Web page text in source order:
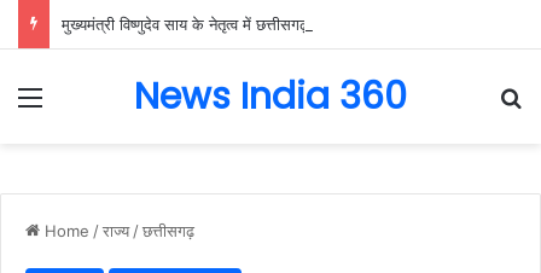
Menu News India 360
Home /राज्य /छत्तीसगढ़